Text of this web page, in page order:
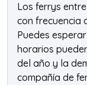
Los ferrys
con frecuencia
Puedes
horarios
del año y la
compañía de